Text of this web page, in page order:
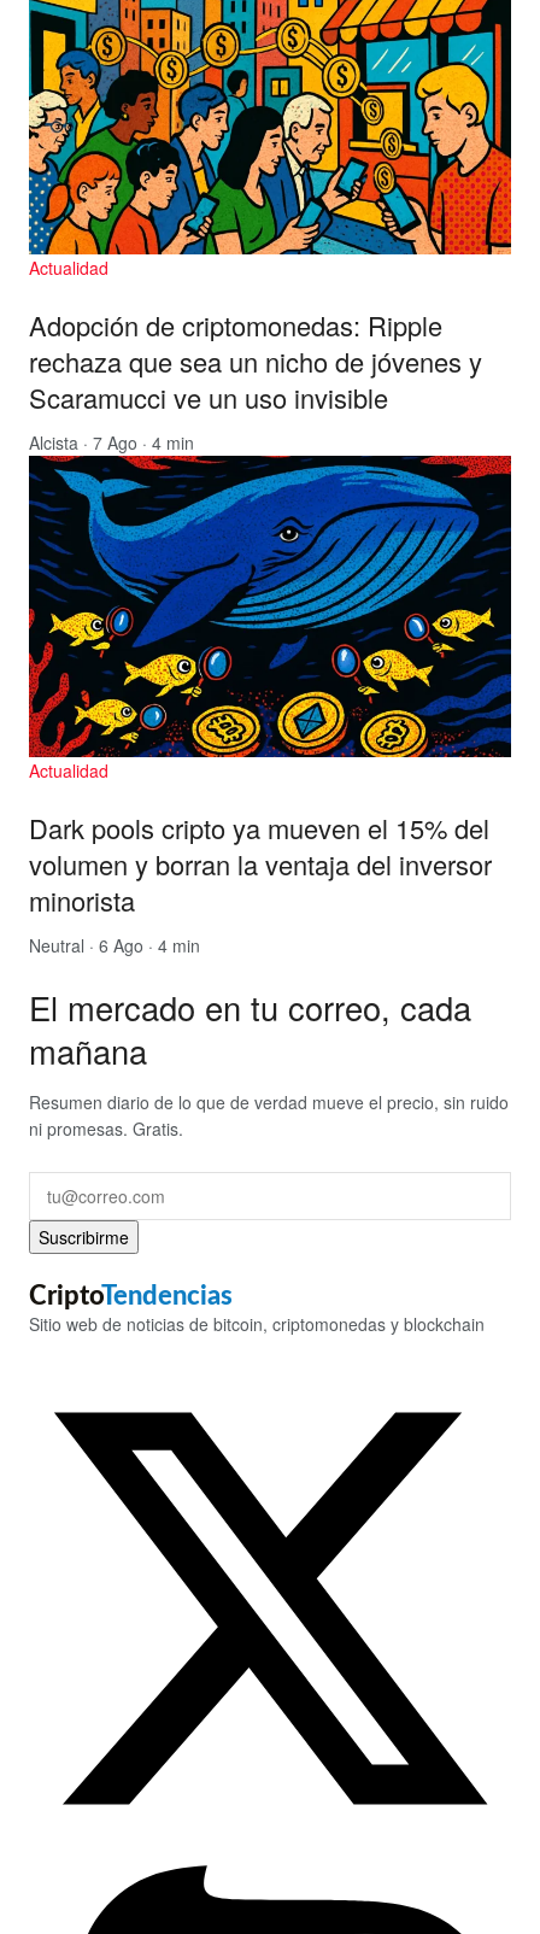
Actualidad
Adopción de criptomonedas: Ripple
rechaza que sea un nicho de jóvenes y
Scaramucci ve un uso invisible
Alcista · 7 Ago · 4 min
Actualidad
Dark pools cripto ya mueven el 15% del
volumen y borran la ventaja del inversor
minorista
Neutral · 6 Ago · 4 min
El mercado en tu correo, cada
mañana
Resumen diario de lo que de verdad mueve el precio, sin ruido
ni promesas. Gratis.
Suscribirme
CriptoTendencias
Sitio web de noticias de bitcoin, criptomonedas y blockchain